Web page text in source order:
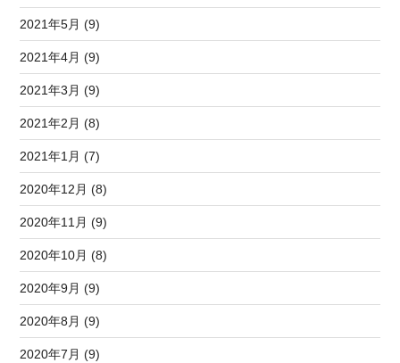
2021年5月 (9)
2021年4月 (9)
2021年3月 (9)
2021年2月 (8)
2021年1月 (7)
2020年12月 (8)
2020年11月 (9)
2020年10月 (8)
2020年9月 (9)
2020年8月 (9)
2020年7月 (9)